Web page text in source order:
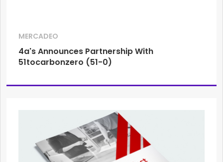
MERCADEO
4a's Announces Partnership With
51tocarbonzero (51-0)